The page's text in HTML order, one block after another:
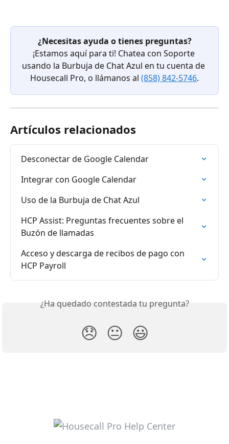
¿Necesitas ayuda o tienes preguntas?
¡Estamos aquí para ti! Chatea con Soporte
usando la Burbuja de Chat Azul en tu cuenta de
Housecall Pro, o llámanos al (858) 842-5746.
Artículos relacionados
Desconectar de Google Calendar
Integrar con Google Calendar
Uso de la Burbuja de Chat Azul
HCP Assist: Preguntas frecuentes sobre el
Buzón de llamadas
Acceso y descarga de recibos de pago con
HCP Payroll
¿Ha quedado contestada tu pregunta?
😞 😐 😃